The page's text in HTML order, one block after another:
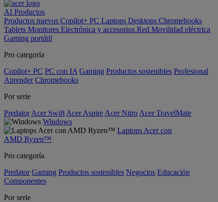
AI Productos
Productos nuevos Copilot+ PC Laptops Desktops Chromebooks
Tablets Monitores Electrónica y accesorios Red Movilidad eléctrica
Gaming portátil
Pro categoría
Copilot+ PC PC con IA Gaming Productos sostenibles Profesional
Aprender Chromebooks
Por serie
Predator Acer Swift Acer Aspire Acer Nitro Acer TravelMate
Windows
Laptops Acer con
AMD Ryzen™
Pro categoría
Predator Gaming Productos sostenibles Negocios Educación
Componentes
Por serie